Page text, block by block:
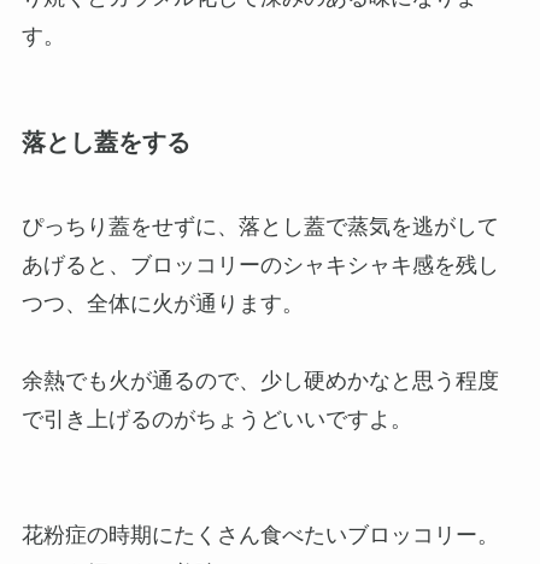
す。
落とし蓋をする
ぴっちり蓋をせずに、落とし蓋で蒸気を逃がして
あげると、ブロッコリーのシャキシャキ感を残し
つつ、全体に火が通ります。
余熱でも火が通るので、少し硬めかなと思う程度
で引き上げるのがちょうどいいですよ。
花粉症の時期にたくさん食べたいブロッコリー。